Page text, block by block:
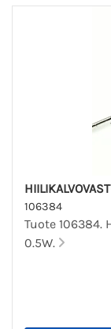
106384
Tuote 106384.
0.5W.